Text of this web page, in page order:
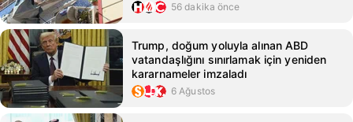
56 dakika önce
Trump, doğum yoluyla alınan ABD
vatandaşlığını sınırlamak için yeniden
kararnameler imzaladı
6 Ağustos